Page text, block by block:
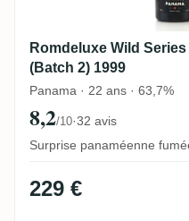
Romdeluxe Wild
(Batch 2) 1999
Panama · 22 ans · 63,7%
8,2/10·32 avis
Surprise panaméenne
229 €